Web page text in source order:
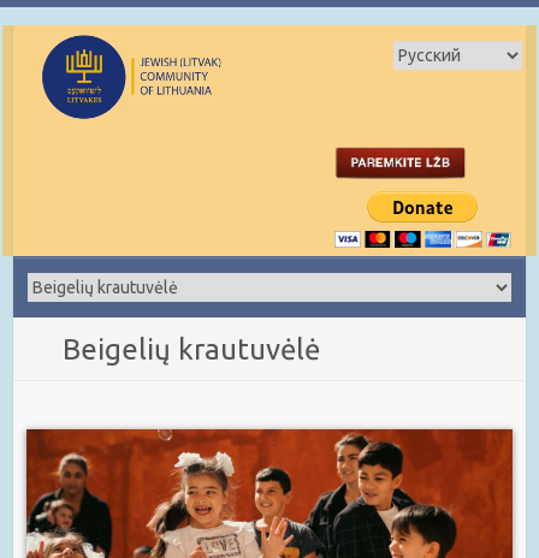
Beigelių krautuvėlė